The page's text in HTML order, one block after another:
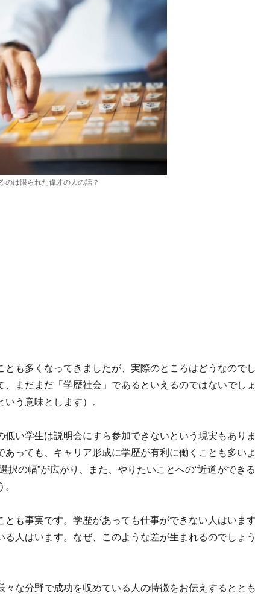
のは限られた偉才の人の話？
も多くなってきましたが、実際のところはどうなので
まだまだ「学歴社会」であるといえるのではないでし
う意味とします）。
い学生は説明会にすら参加できないという現実もありま
っても、キャリア形成に学歴が有利に働くことも多い
択の幅”が広がり、また、やりたいことへの“近道ができる
とも事実です。学歴があっても仕事ができない人はいます
人はいます。なぜ、このような差が生まれるのでしょう
な分野で成功を収めている人の特徴をお伝えするととも